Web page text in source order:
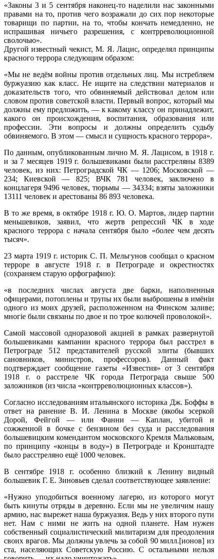
«Законы 3 и 5 сентября наконец-то наделили нас законными
правами на то, против чего возражали до сих пор некоторые
товарищи по партии, на то, чтобы кончать немедленно, не
испрашивая ничьего разрешения, с контрреволюционной
сволочью».
Другой известный чекист, М. Я. Лацис, определял принципы
красного террора следующим образом:
«Мы не ведём войны против отдельных лиц. Мы истребляем
буржуазию как класс. Не ищите на следствии материалов и
доказательств того, что обвиняемый действовал делом или
словом против советской власти. Первый вопрос, который мы
должны ему предложить, — к какому классу он принадлежит,
какого он происхождения, воспитания, образования или
профессии. Эти вопросы и должны определить судьбу
обвиняемого. В этом — смысл и сущность красного террора».
По данным, опубликованным лично М. Я. Лацисом, в 1918 г.
и за 7 месяцев 1919 г. большевиками были расстреляны 8389
человек, из них: Петроградской ЧК — 1206; Московской —
234; Киевской — 825; ВЧК 781 человек, заключено в
концлагеря 9496 человек, тюрьмы — 34334; взяты заложники
13111 человек и арестованы 86 893 человека.
В то же время, в октябре 1918 г. Ю. О. Мартов, лидер партии
меньшевиков, заявил, что жертв репрессий ЧК в ходе
красного террора с начала сентября было «более чем десять
тысяч».
23 марта 1919 г. историк С. П. Мельгунов сообщал о красном
терроре в августе 1918 г. в Петрограде и окрестностях
(сохраняем старую орфографию):
«в последних числах августа две барки, наполненныя
офицерами, потоплены и трупы их были выброшены в имёніи
одного из моих друзей, расположенном на Финском заливе;
многіе были связаны по двое и по трое колючей проволокой».
Самой массовой одноразовой акцией в рамках развернутой
большевиками кампании красного террора был расстрел в
Петрограде 512 представителей русской элиты (бывших
сановников, министров, профессоров). Данный факт
подтверждает сообщение газеты «Известия» от 3 сентября
1918 г. о расстреле ЧК города Петрограда свыше 500
заложников (из числа «контрреволюционных классов»).
Согласно исследованиям итальянского историка Дж. Боффы в
ответ на ранение В. И. Ленина в Москве (якобы эсеркой
Дорой, Фейгой — или Фанни — Каплан, убитой и
сожженной в бочке с бензином без суда и расследования
большевицким комендантом московского Кремля Мальковым,
по принципу «концы в воду») в Петрограде и Кронштадте
было расстреляно ещё 1000 человек.
В сентябре 1918 г. особенно близкий к Ленину видный
большевик Г. Е. Зиновьев сделал соответствующее заявление:
«Нужно уподобиться военному лагерю, из которого могут
быть кинуты отряды в деревню. Если мы не увеличим нашу
армию, нас вырежет наша буржуазия. Ведь у них второго пути
нет. Нам с ними не жить на одной планете. Нам нужен
собственный социалистический милитаризм для преодоления
своих врагов. Мы должны увлечь за собой 90 милл.[ионов] из
ста, населяющих Советскую Россию. С остальными нельзя